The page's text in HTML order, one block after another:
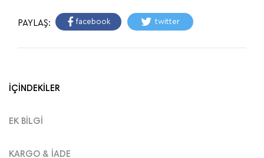
PAYLAŞ: facebook twitter
İÇİNDEKİLER
EK BİLGİ
KARGO & İADE